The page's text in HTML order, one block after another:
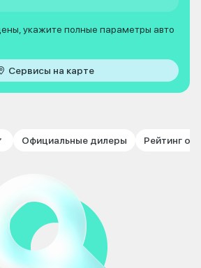
укажите полные параметры авто
Сервисы на карте
Официальные дилеры Рейтинг